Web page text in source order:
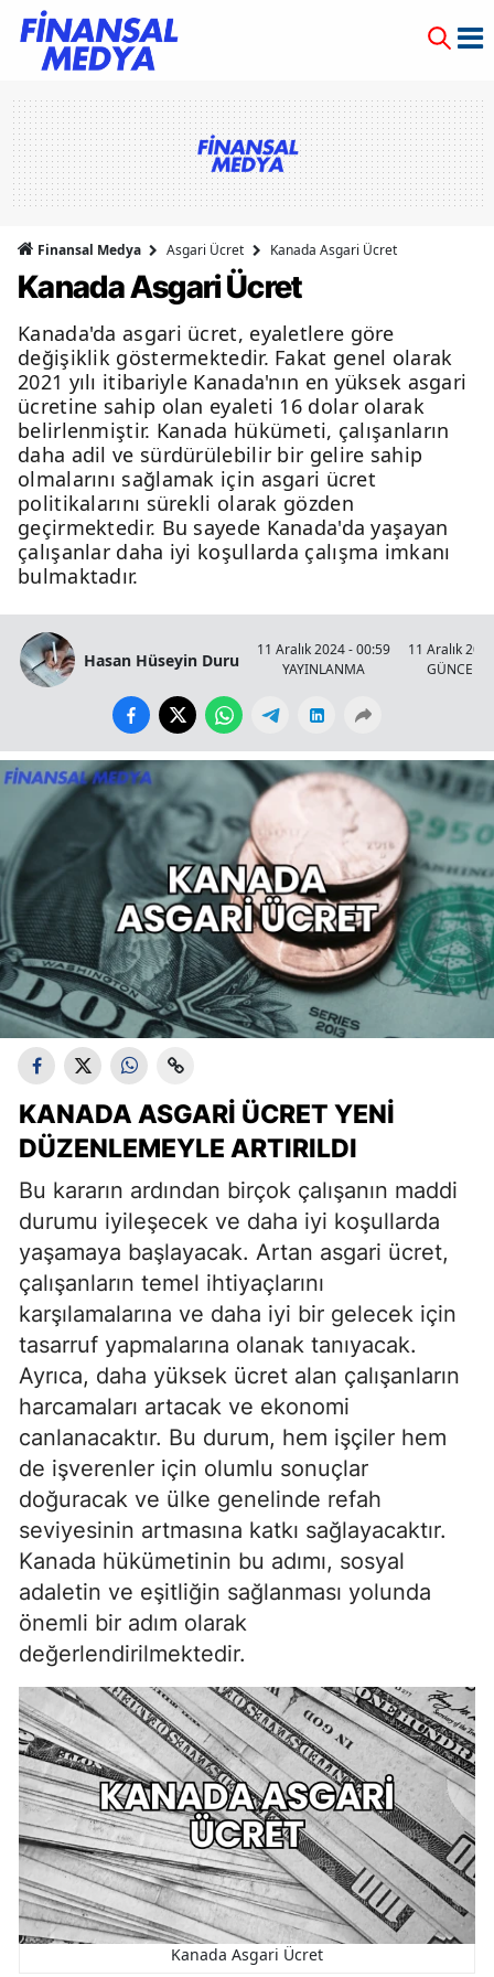
Finansal Medya Asgari Ücret Kanada Asgari Ücret
Kanada Asgari Ücret
Kanada'da asgari ücret, eyaletlere göre
değişiklik göstermektedir. Fakat genel olarak
2021 yılı itibariyle Kanada'nın en yüksek asgari
ücretine sahip olan eyaleti 16 dolar olarak
belirlenmiştir. Kanada hükümeti, çalışanların
daha adil ve sürdürülebilir bir gelire sahip
olmalarını sağlamak için asgari ücret
politikalarını sürekli olarak gözden
geçirmektedir. Bu sayede Kanada'da yaşayan
çalışanlar daha iyi koşullarda çalışma imkanı
bulmaktadır.
Hasan Hüseyin Duru
11 Aralık 2024 - 00:59
YAYINLANMA
11 Aralık
KANADA ASGARI ÜCRET YENI
DÜZENLEMEYLE ARTIRILDI
Bu kararın ardından birçok çalışanın maddi
durumu iyileşecek ve daha iyi koşullarda
yaşamaya başlayacak. Artan asgari ücret,
çalışanların temel ihtiyaçlarını
karşılamalarına ve daha iyi bir gelecek için
tasarruf yapmalarına olanak tanıyacak.
Ayrıca, daha yüksek ücret alan çalışanların
harcamaları artacak ve ekonomi
canlanacaktır. Bu durum, hem işçiler hem
de işverenler için olumlu sonuçlar
doğuracak ve ülke genelinde refah
seviyesinin artmasına katkı sağlayacaktır.
Kanada hükümetinin bu adımı, sosyal
adaletin ve eşitliğin sağlanması yolunda
önemli bir adım olarak
değerlendirilmektedir.
Kanada Asgari Ücret